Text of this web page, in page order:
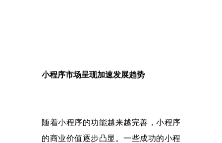
小程序市场呈现加速发展趋势
随着小程序的功能越来越完善，小程序
的商业价值逐步凸显。一些成功的小程